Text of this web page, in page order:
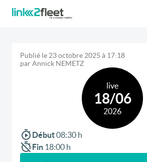
Recherche
Publié le23 octobre 2025 à 17:18
parAnnick NEMETZ
live
18/06
2026
Début08:30 h
Fin 18:00 h